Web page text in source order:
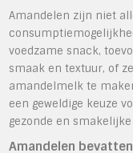
Amandelen zijn niet
voedzame snack,
smaak en textuur, of
amandelmelk te
een geweldige keuze
gezonde en
Amandelen